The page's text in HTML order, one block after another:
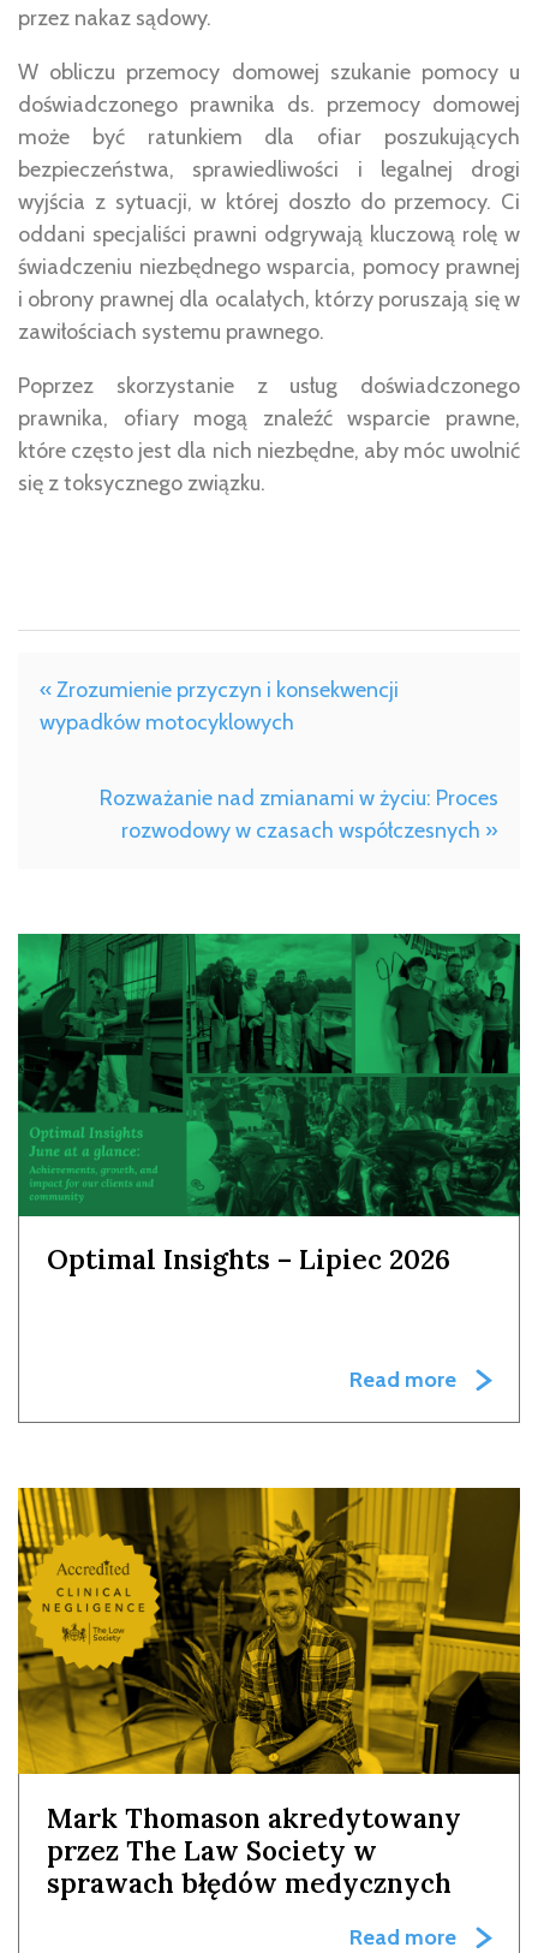
przez nakaz sądowy.
W obliczu przemocy domowej szukanie pomocy u
doświadczonego prawnika ds. przemocy domowej
może być ratunkiem dla ofiar poszukujących
bezpieczeństwa, sprawiedliwości i legalnej drogi
wyjścia z sytuacji, w której doszło do przemocy. Ci
oddani specjaliści prawni odgrywają kluczową rolę w
świadczeniu niezbędnego wsparcia, pomocy prawnej
i obrony prawnej dla ocalałych, którzy poruszają się w
zawiłościach systemu prawnego.
Poprzez skorzystanie z usług doświadczonego
prawnika, ofiary mogą znaleźć wsparcie prawne,
które często jest dla nich niezbędne, aby móc uwolnić
się z toksycznego związku.
« Zrozumienie przyczyn i konsekwencji
wypadków motocyklowych
Rozważanie nad zmianami w życiu: Proces
rozwodowy w czasach współczesnych »
Optimal Insights – Lipiec 2026
Read more
Mark Thomason akredytowany
przez The Law Society w
sprawach błędów medycznych
Read more